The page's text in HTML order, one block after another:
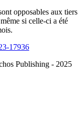
opposables aux tiers
si celle-ci a été
17936
Publishing - 2025